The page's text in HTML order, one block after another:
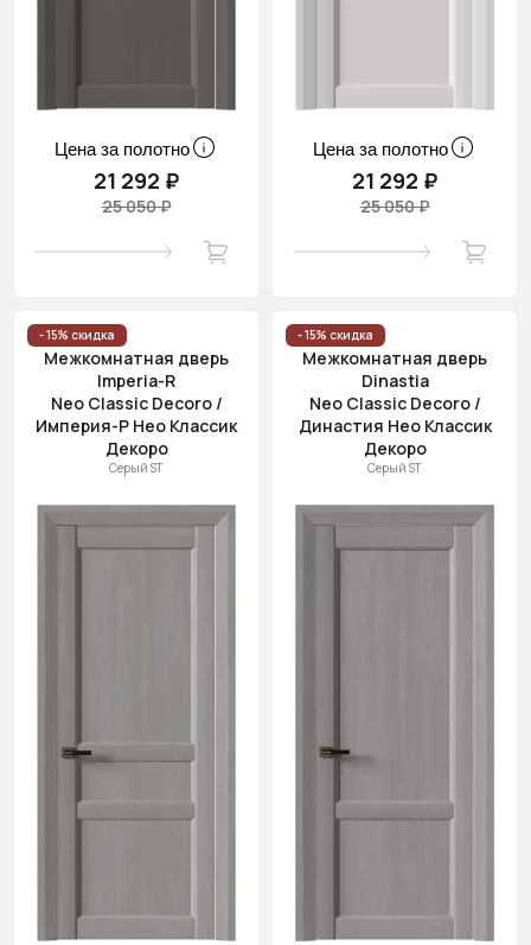
Цена за полотно
21 292 ₽
25 050 ₽
Цена за полотно
21 292 ₽
25 050 ₽
- 15% скидка
Межкомнатная дверь
Imperia-R
Neo Classic Decoro /
Империя-Р Нео Классик
Декоро
Серый ST
- 15% скидка
Межкомнатная дверь
Dinastia
Neo Classic Decoro /
Династия Нео Классик
Декоро
Серый ST